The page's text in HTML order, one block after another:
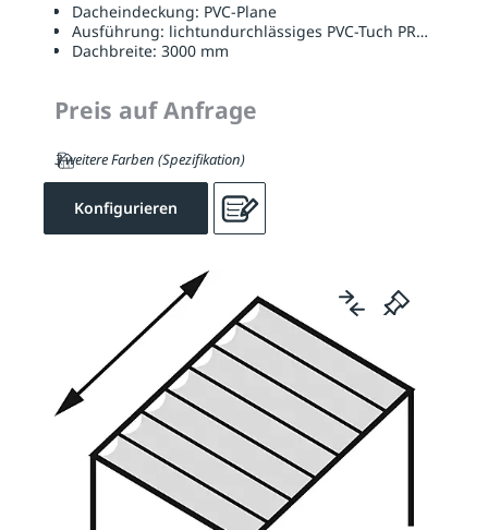
Dacheindeckung: PVC-Plane
Ausführung: lichtundurchlässiges PVC-Tuch
Dachbreite: 3000 mm
Preis auf Anfrage
3 weitere Farben (Spezifikation)
Konfigurieren